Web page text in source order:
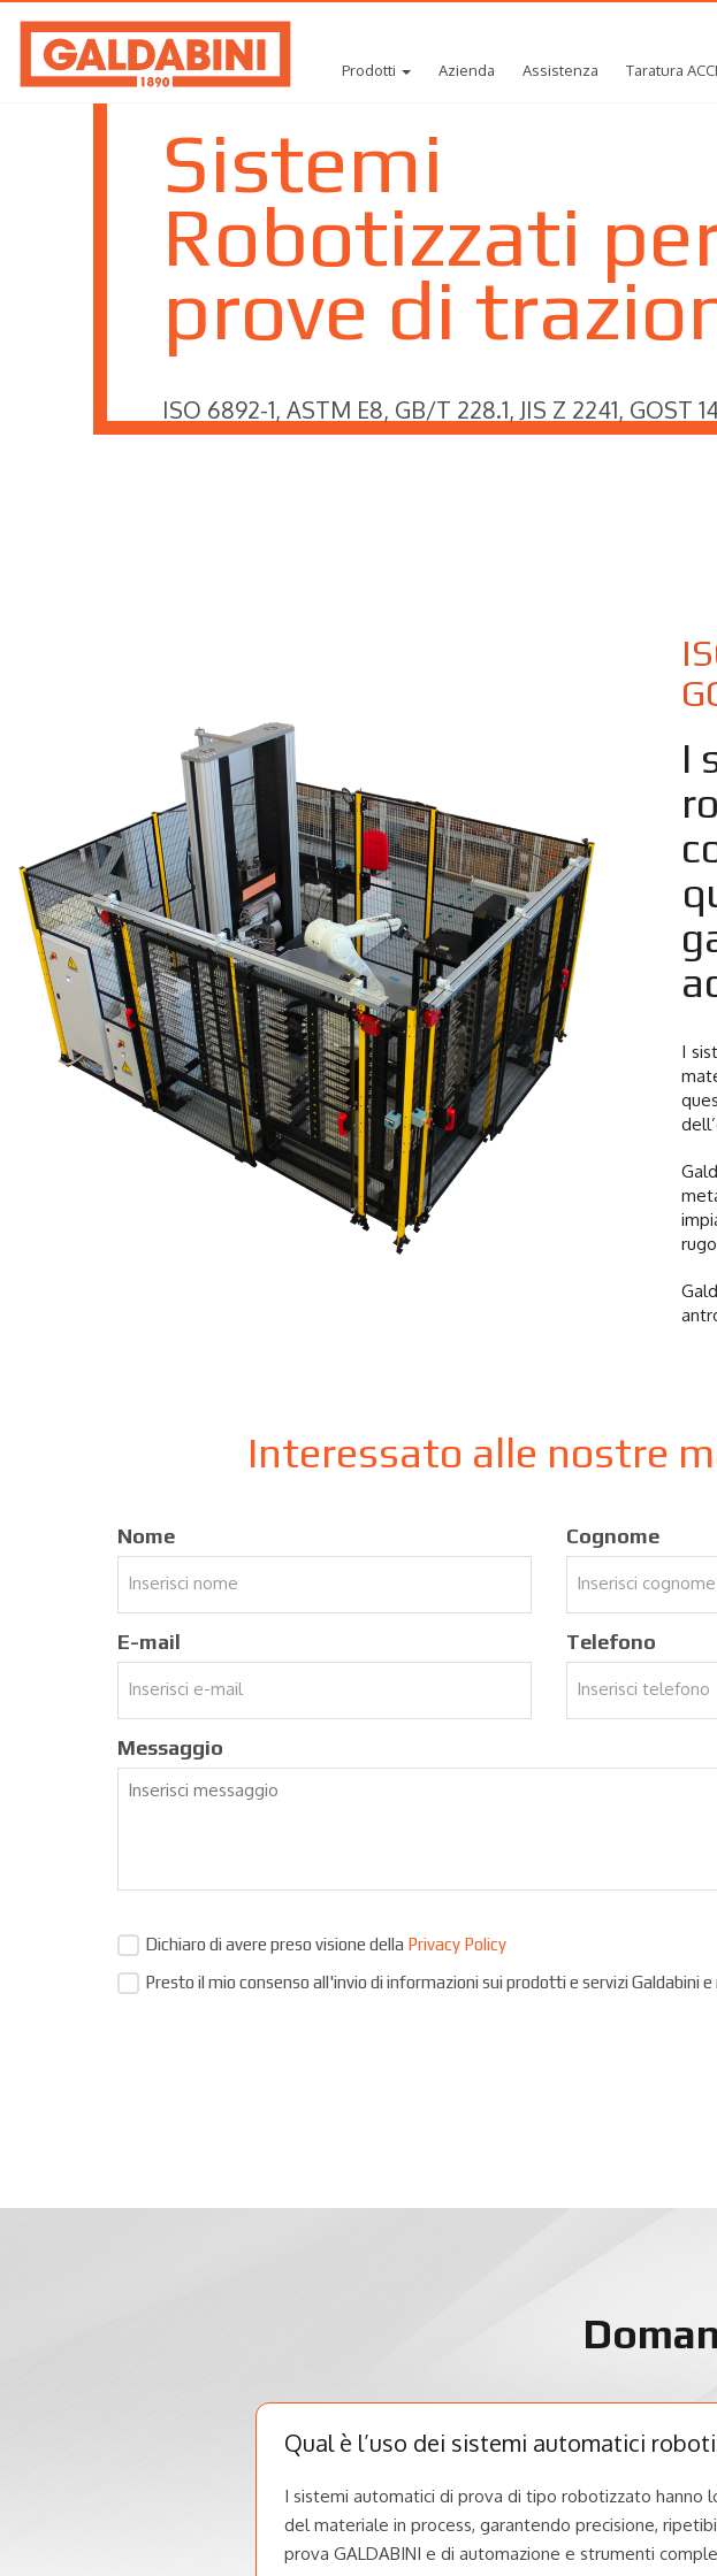
Prodotti Azienda Assistenza Taratura
Sistemi
Robotizzati
prove di
ISO 6892-1, ASTM E8, GB/T 228.1, JIS Z 2241, GOST
I
I
Interessato alle nostre
Nome Cognome
E-mail Telefono
Messaggio
Dichiaro di avere preso visione della Privacy Policy
Presto il mio consenso all'invio di informazioni sui prodotti e servizi Galdabini
Qual è l’uso dei sistemi automatici
I sistemi automatici di prova di tipo robotizzato hanno
del materiale in process, garantendo precisione,
prova GALDABINI e di automazione e strumenti